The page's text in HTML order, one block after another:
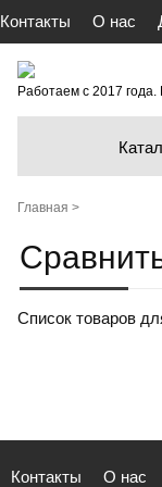
Контакты О нас
Работаем с 2017
Главная >
Список товаров
Контакты О нас